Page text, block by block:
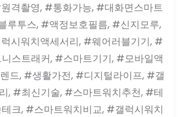
격촬영, #통화가능, #대화면스마트
루투스, #액정보호필름, #신지모루,
시워치액세서리, #웨어러블기기, #
스트래커, #스마트기기, #모바일액
드, #생활가전, #디지털라이프, #갤
, #최신기술, #스마트워치추천, #테
크, #스마트워치비교, #갤럭시워치